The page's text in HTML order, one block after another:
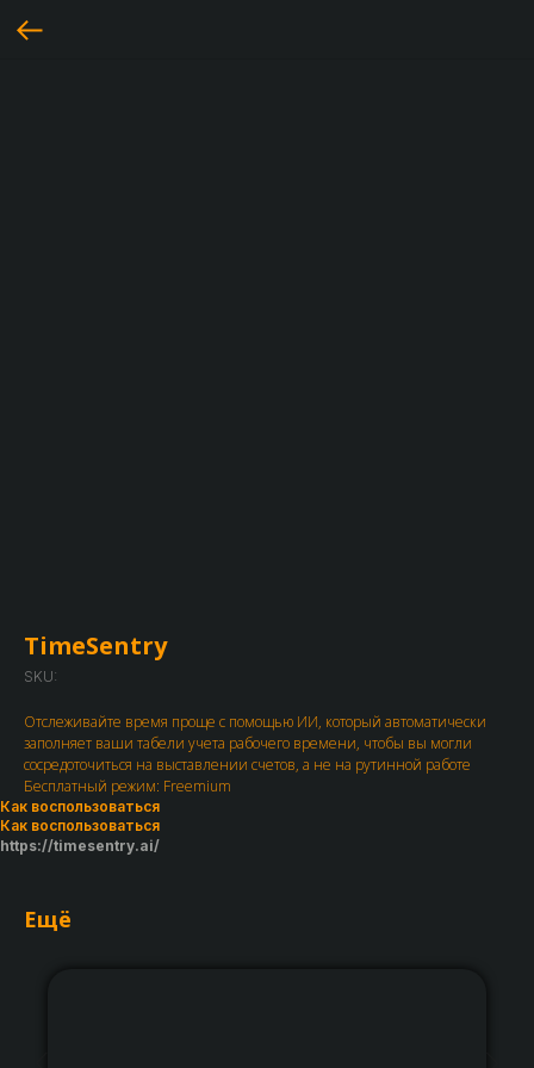
TimeSentry
SKU:
Отслеживайте время проще с помощью ИИ, который автоматически
заполняет ваши табели учета рабочего времени, чтобы вы могли
сосредоточиться на выставлении счетов, а не на рутинной работе
Бесплатный режим: Freemium
Как воспользоваться
Как воспользоваться
https://timesentry.ai/
Ещё